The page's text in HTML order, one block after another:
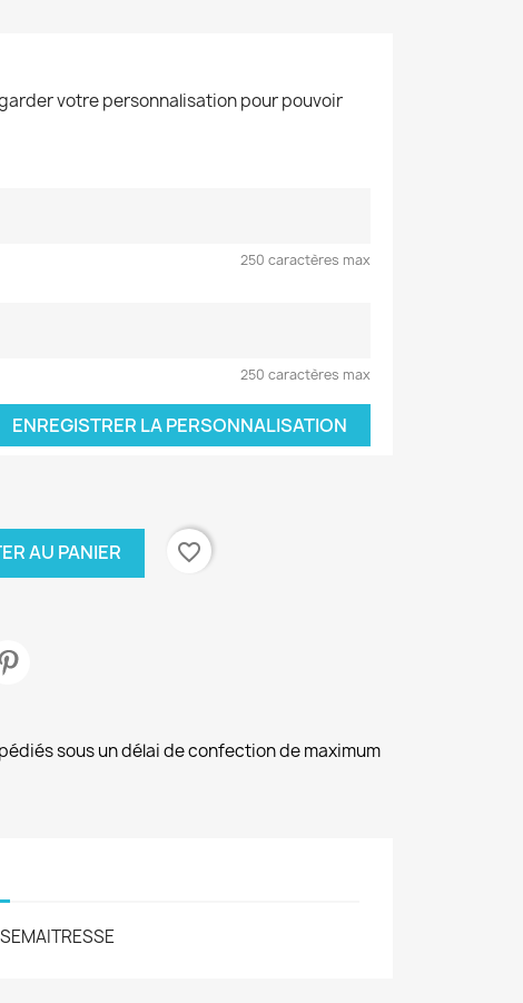
votre personnalisation pour pouvoir
250 caractères max
250 caractères max
ENREGISTRER LA PERSONNALISATION
AU PANIER
favorite_border
sous un délai de confection de maximum